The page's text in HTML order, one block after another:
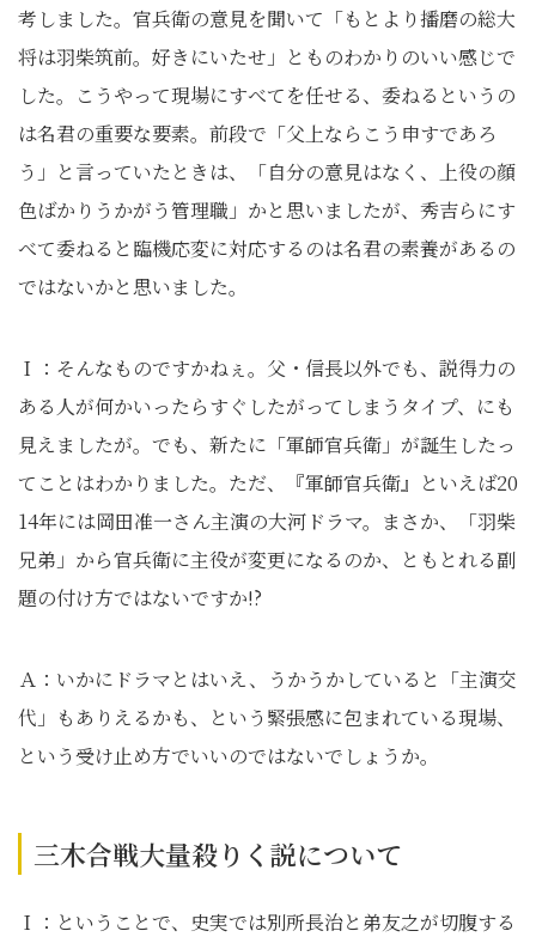
考しました。官兵衛の意見を聞いて「もとより播磨の総大
将は羽柴筑前。好きにいたせ」とものわかりのいい感じで
した。こうやって現場にすべてを任せる、委ねるというの
は名君の重要な要素。前段で「父上ならこう申すであろ
う」と言っていたときは、「自分の意見はなく、上役の顔
色ばかりうかがう管理職」かと思いましたが、秀吉らにす
べて委ねると臨機応変に対応するのは名君の素養があるの
ではないかと思いました。
Ｉ：そんなものですかねぇ。父・信長以外でも、説得力の
ある人が何かいったらすぐしたがってしまうタイプ、にも
見えましたが。でも、新たに「軍師官兵衛」が誕生したっ
てことはわかりました。ただ、『軍師官兵衛』といえば20
14年には岡田准一さん主演の大河ドラマ。まさか、「羽柴
兄弟」から官兵衛に主役が変更になるのか、ともとれる副
題の付け方ではないですか!?
Ａ：いかにドラマとはいえ、うかうかしていると「主演交
代」もありえるかも、という緊張感に包まれている現場、
という受け止め方でいいのではないでしょうか。
三木合戦大量殺りく説について
Ｉ：ということで、史実では別所長治と弟友之が切腹する